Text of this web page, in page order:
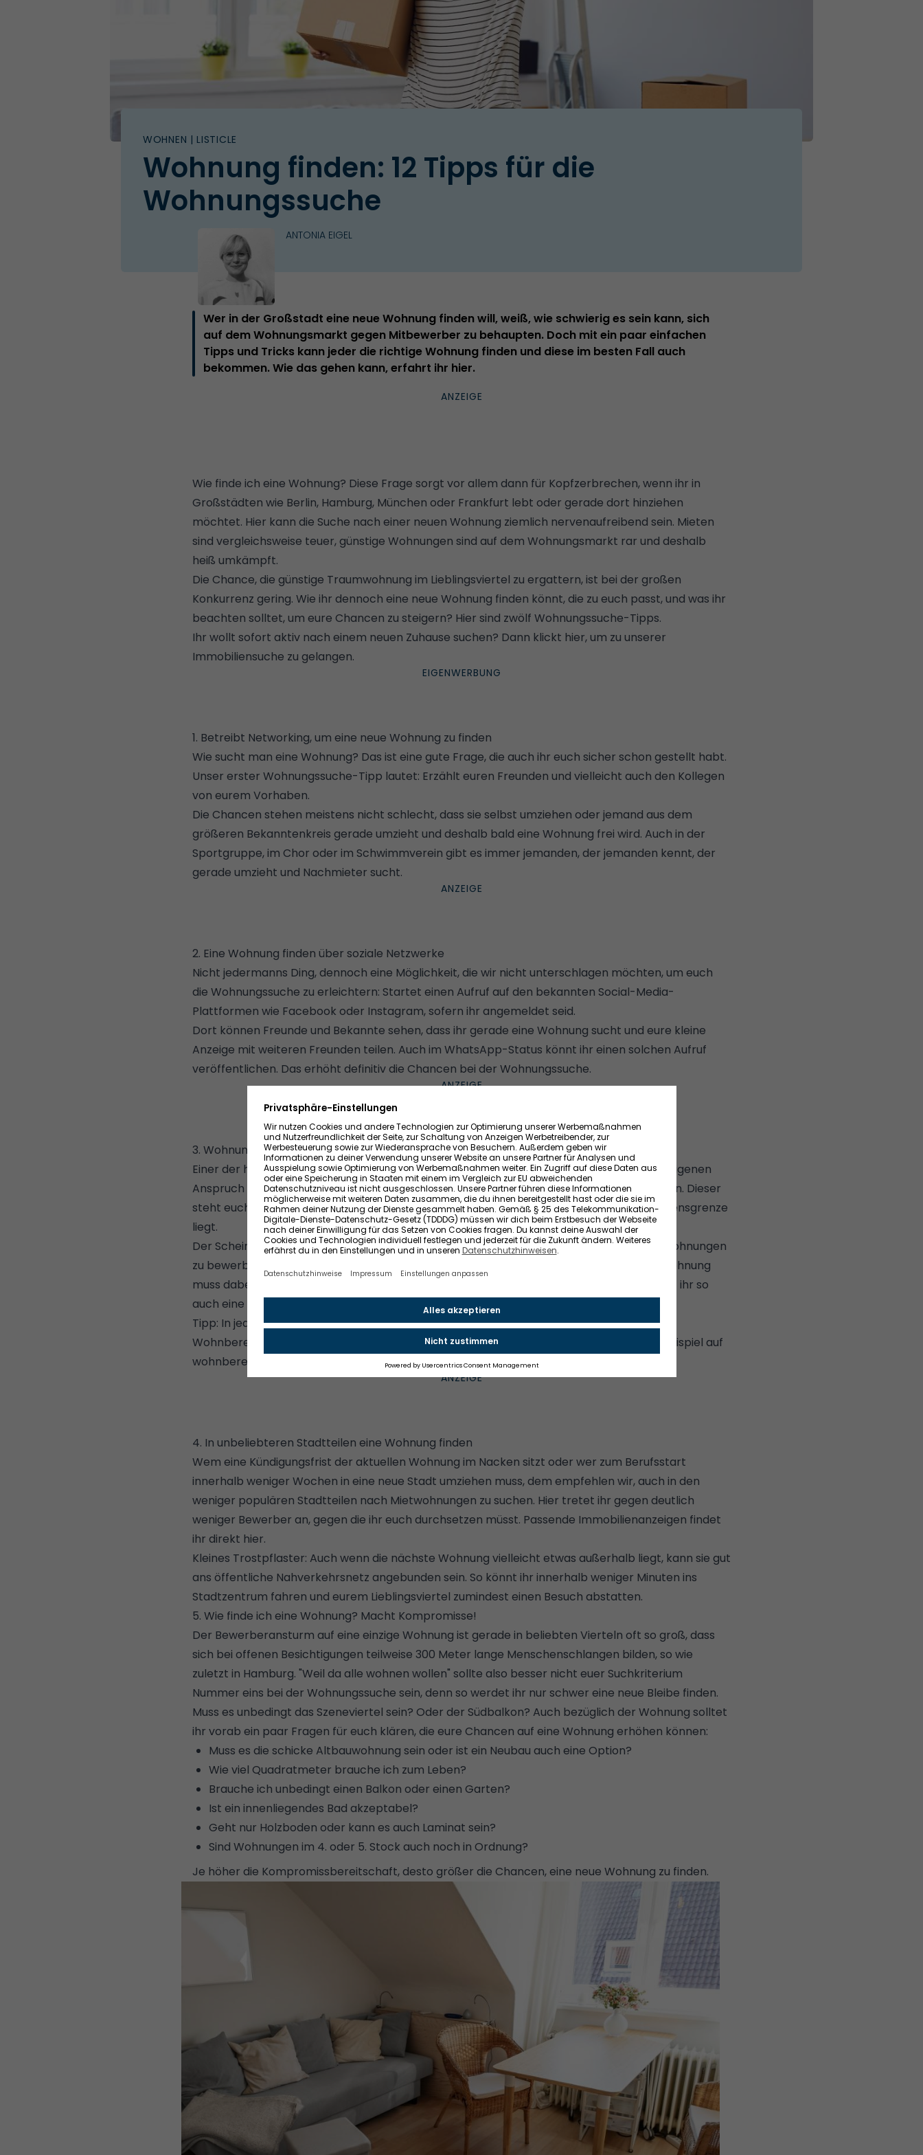
WOHNEN | LISTICLE
Wohnung finden: 12 Tipps für die
Wohnungssuche
ANTONIA EIGEL
Wer in der Großstadt eine neue Wohnung finden will, weiß, wie schwierig es sein kann, sich
auf dem Wohnungsmarkt gegen Mitbewerber zu behaupten. Doch mit ein paar einfachen
Tipps und Tricks kann jeder die richtige Wohnung finden und diese im besten Fall auch
bekommen. Wie das gehen kann, erfahrt ihr hier.
Wie finde ich eine Wohnung? Diese Frage sorgt vor allem dann für Kopfzerbrechen, wenn ihr in
Großstädten wie Berlin, Hamburg, München oder Frankfurt lebt oder gerade dort hinziehen
möchtet. Hier kann die Suche nach einer neuen Wohnung ziemlich nervenaufreibend sein. Mieten
sind vergleichsweise teuer, günstige Wohnungen sind auf dem Wohnungsmarkt rar und deshalb
heiß umkämpft.
Die Chance, die günstige Traumwohnung im Lieblingsviertel zu ergattern, ist bei der großen
Konkurrenz gering. Wie ihr dennoch eine neue Wohnung finden könnt, die zu euch passt, und was ihr
beachten solltet, um eure Chancen zu steigern? Hier sind zwölf Wohnungssuche-Tipps.
Ihr wollt sofort aktiv nach einem neuen Zuhause suchen? Dann klickt hier, um zu unserer
Immobiliensuche zu gelangen.
1. Betreibt Networking, um eine neue Wohnung zu finden
Wie sucht man eine Wohnung? Das ist eine gute Frage, die auch ihr euch sicher schon gestellt habt.
Unser erster Wohnungssuche-Tipp lautet: Erzählt euren Freunden und vielleicht auch den Kollegen
von eurem Vorhaben.
Die Chancen stehen meistens nicht schlecht, dass sie selbst umziehen oder jemand aus dem
größeren Bekanntenkreis gerade umzieht und deshalb bald eine Wohnung frei wird. Auch in der
Sportgruppe, im Chor oder im Schwimmverein gibt es immer jemanden, der jemanden kennt, der
gerade umzieht und Nachmieter sucht.
2. Eine Wohnung finden über soziale Netzwerke
Nicht jedermanns Ding, dennoch eine Möglichkeit, die wir nicht unterschlagen möchten, um euch
die Wohnungssuche zu erleichtern: Startet einen Aufruf auf den bekannten Social-Media-
Plattformen wie Facebook oder Instagram, sofern ihr angemeldet seid.
Dort können Freunde und Bekannte sehen, dass ihr gerade eine Wohnung sucht und eure kleine
Anzeige mit weiteren Freunden teilen. Auch im WhatsApp-Status könnt ihr einen solchen Aufruf
veröffentlichen. Das erhöht definitiv die Chancen bei der Wohnungssuche.
3. Wohnungssuche-Tipp: Anspruch auf Wohnberechtigungsschein checken
Einer der häufig unterschätzten Wohnungssuche-Tipps: Es kann sich lohnen, einmal den eigenen
Anspruch auf einen Wohnberechtigungsschein beziehungsweise §-5-Schein zu überprüfen. Dieser
steht euch dann zu, wenn ihr mit eurem Gehalt unter einer örtlich festgelegten Einkommensgrenze
liegt.
Der Schein berechtigt euch dazu, euch auch auf günstigere, öffentlich geförderte Sozialwohnungen
zu bewerben, die nur Menschen mit Wohnberechtigungsschein vorbehalten sind. Sozialwohnung
muss dabei aber nicht unbedingt gleich Plattenbausiedlung heißen. Mit etwas Glück findet ihr so
auch eine günstige Neubauwohnung oder Altbauwohnung im Viertel eurer Wahl.
Tipp: In jedem Bundesland wird die Einkommensgrenze für den Anspruch auf einen
Wohnberechtigungsschein unterschiedlich geregelt. Informationen dazu findet ihr zum Beispiel auf
wohnberechtigungsschein.net
4. In unbeliebteren Stadtteilen eine Wohnung finden
Wem eine Kündigungsfrist der aktuellen Wohnung im Nacken sitzt oder wer zum Berufsstart
innerhalb weniger Wochen in eine neue Stadt umziehen muss, dem empfehlen wir, auch in den
weniger populären Stadtteilen nach Mietwohnungen zu suchen. Hier tretet ihr gegen deutlich
weniger Bewerber an, gegen die ihr euch durchsetzen müsst. Passende Immobilienanzeigen findet
ihr direkt hier.
Kleines Trostpflaster: Auch wenn die nächste Wohnung vielleicht etwas außerhalb liegt, kann sie gut
ans öffentliche Nahverkehrsnetz angebunden sein. So könnt ihr innerhalb weniger Minuten ins
Stadtzentrum fahren und eurem Lieblingsviertel zumindest einen Besuch abstatten.
5. Wie finde ich eine Wohnung? Macht Kompromisse!
Der Bewerberansturm auf eine einzige Wohnung ist gerade in beliebten Vierteln oft so groß, dass
sich bei offenen Besichtigungen teilweise 300 Meter lange Menschenschlangen bilden, so wie
zuletzt in Hamburg. "Weil da alle wohnen wollen" sollte also besser nicht euer Suchkriterium
Nummer eins bei der Wohnungssuche sein, denn so werdet ihr nur schwer eine neue Bleibe finden.
Muss es unbedingt das Szeneviertel sein? Oder der Südbalkon? Auch bezüglich der Wohnung solltet
ihr vorab ein paar Fragen für euch klären, die eure Chancen auf eine Wohnung erhöhen können:
Muss es die schicke Altbauwohnung sein oder ist ein Neubau auch eine Option?
Wie viel Quadratmeter brauche ich zum Leben?
Brauche ich unbedingt einen Balkon oder einen Garten?
Ist ein innenliegendes Bad akzeptabel?
Geht nur Holzboden oder kann es auch Laminat sein?
Sind Wohnungen im 4. oder 5. Stock auch noch in Ordnung?
Je höher die Kompromissbereitschaft, desto größer die Chancen, eine neue Wohnung zu finden.